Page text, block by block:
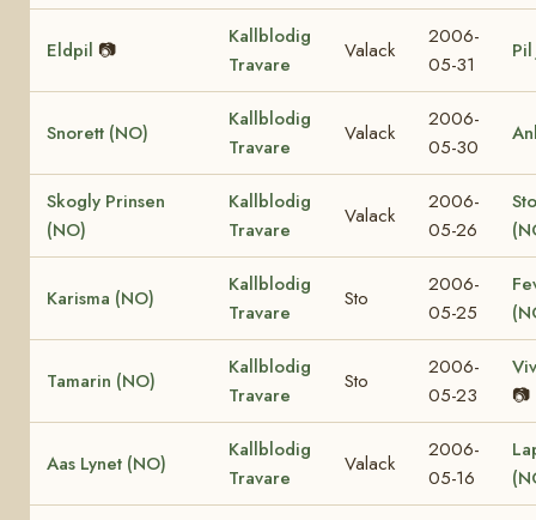
Eldpil 📷
Kallblodig
Travare
Valack
2006-
05-31
Pil
Snorett (NO)
Kallblodig
Travare
Valack
2006-
05-30
Skogly Prinsen
(NO)
Kallblodig
Travare
Valack
2006-
05-26
Karisma (NO)
Kallblodig
Travare
Sto
2006-
05-25
Tamarin (NO)
Kallblodig
Travare
Sto
2006-
05-23
📷
Aas Lynet (NO)
Kallblodig
Travare
Valack
2006-
05-16